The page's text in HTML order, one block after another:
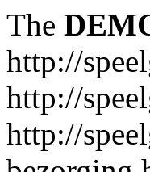
The
http://
http://
http://